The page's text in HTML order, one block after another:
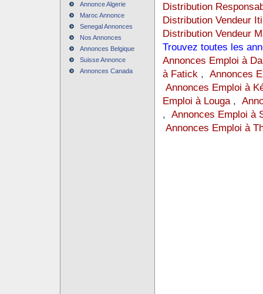
Annonce Algerie
Maroc Annonce
Senegal Annonces
Nos Annonces
Annonces Belgique
Suisse Annonce
Annonces Canada
Distribution
Distribution Vendeur
Distribution Vendeur
Trouvez toutes les
Annonces Emploi à
à Fatick, Annonces
Annonces Emploi à
Emploi à Louga,
, Annonces Emploi à
Annonces Emploi à